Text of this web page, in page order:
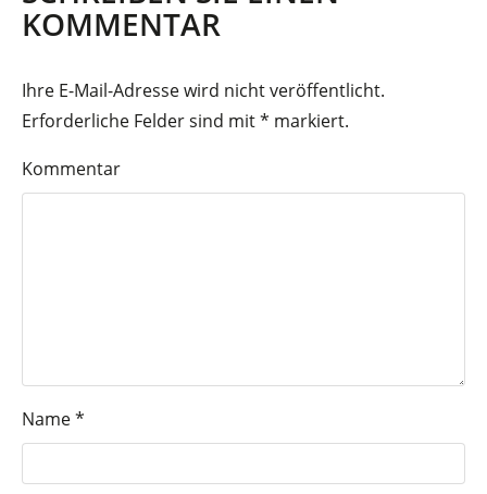
KOMMENTAR
Ihre E-Mail-Adresse wird nicht veröffentlicht.
Erforderliche Felder sind mit* markiert.
Kommentar
Name*